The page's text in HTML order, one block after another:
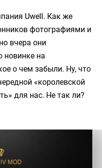
Uwell. Как же
фотографиями и
вчера они
новинке на
о чем забыли. Ну, что
«королевской
для нас. Не так ли?